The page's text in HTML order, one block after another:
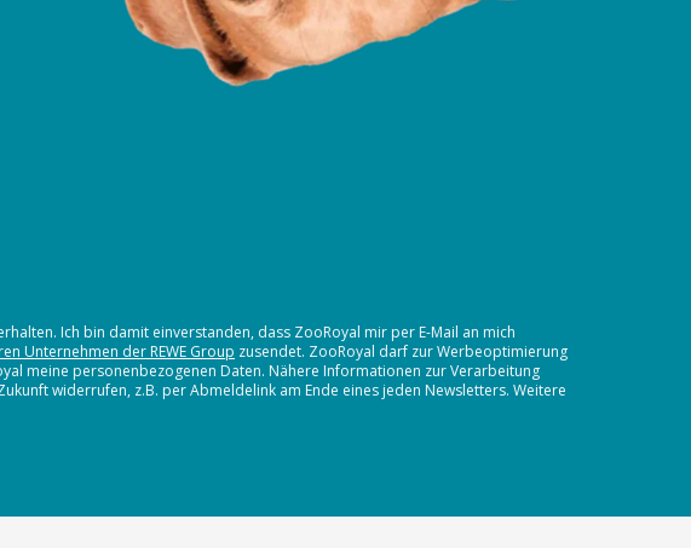
Ich bin damit einverstanden, dass ZooRoyal mir per E-Mail an mich
Unternehmen der REWE Group zusendet. ZooRoyal darf zur Werbeoptimierung
meine personenbezogenen Daten. Nähere Informationen zur Verarbeitung
widerrufen, z.B. per Abmeldelink am Ende eines jeden Newsletters. Weitere